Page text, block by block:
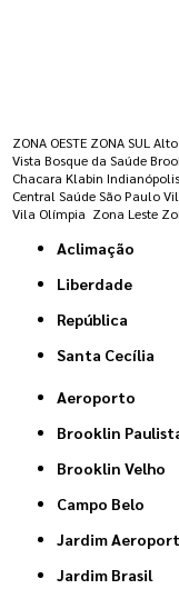
ZONA OESTE ZONA SUL
Vista Bosque da Saúde
Chacara Klabin Indianópolis
Central Saúde São Paulo
Vila Olímpia Zona Leste
Aclimação
Liberdade
República
Santa Cecília
Aeroporto
Brooklin
Brooklin Velho
Campo Belo
Jardim
Jardim Brasil